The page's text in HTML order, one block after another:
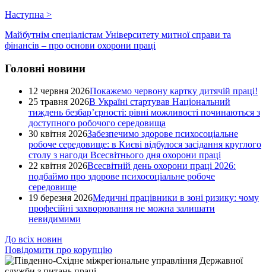
Наступна >
Майбутнім спеціалістам Університету митної справи та
фінансів – про основи охорони праці
Головні новини
12 червня 2026Покажемо червону картку дитячій праці!
25 травня 2026В Україні стартував Національний
тиждень безбар’єрності: рівні можливості починаються з
доступного робочого середовища
30 квітня 2026Забезпечимо здорове психосоціальне
робоче середовище: в Києві відбулося засідання круглого
столу з нагоди Всесвітнього дня охорони праці
22 квітня 2026Всесвітній день охорони праці 2026:
подбаймо про здорове психосоціальне робоче
середовище
19 березня 2026Медичні працівники в зоні ризику: чому
професійні захворювання не можна залишати
невидимими
До всіх новин
Повідомити про корупцію